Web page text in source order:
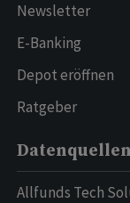
Newsletter
E-Banking
Depot eröffnen
Ratgeber
Allfunds Tech